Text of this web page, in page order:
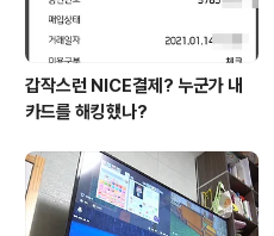
갑작스런 NICE결제? 누군가 내
카드를 해킹했나?